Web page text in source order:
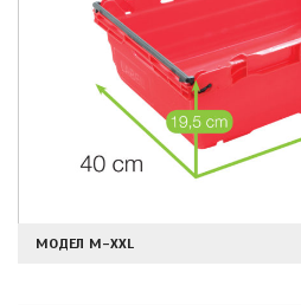
МОДЕЛ M-XXL